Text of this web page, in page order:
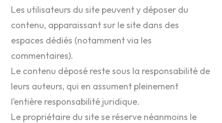
Les utilisateurs du site peuvent y déposer du
contenu, apparaissant sur le site dans des
espaces dédiés (notamment via les
commentaires).
Le contenu déposé reste sous la responsabilité de
leurs auteurs, qui en assument pleinement
l’entière responsabilité juridique.
Le propriétaire du site se réserve néanmoins le